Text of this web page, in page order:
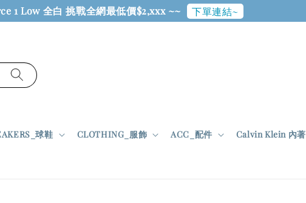
1 Low 全白 挑戰全網最低價$2,xxx ~~ 下單連結~
球鞋 CLOTHING_服飾 ACC_配件 Calvin Klein 內著